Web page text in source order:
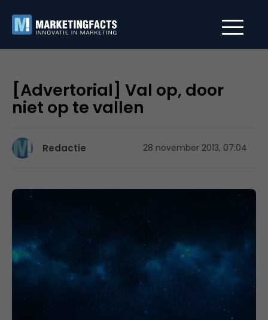
[Advertorial] Val op, door
niet op te vallen
Redactie 28 november 2013, 07:04